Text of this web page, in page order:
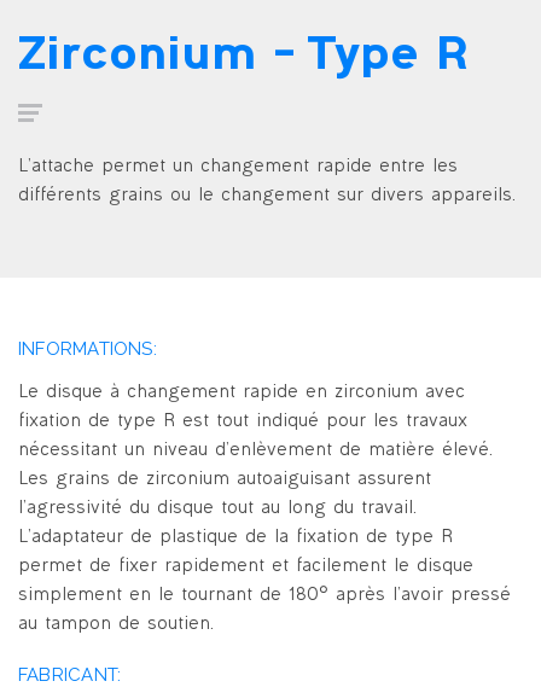
Zirconium – Type R
L’attache permet un changement rapide entre les
différents grains ou le changement sur divers appareils.
INFORMATIONS:
Le disque à changement rapide en zirconium avec
fixation de type R est tout indiqué pour les travaux
nécessitant un niveau d’enlèvement de matière élevé.
Les grains de zirconium autoaiguisant assurent
l’agressivité du disque tout au long du travail.
L’adaptateur de plastique de la fixation de type R
permet de fixer rapidement et facilement le disque
simplement en le tournant de 180° après l’avoir pressé
au tampon de soutien.
FABRICANT: